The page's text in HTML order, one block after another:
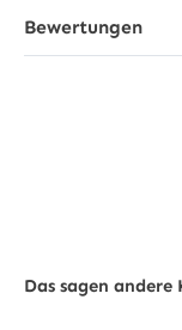
Bewertungen
Das sagen andere